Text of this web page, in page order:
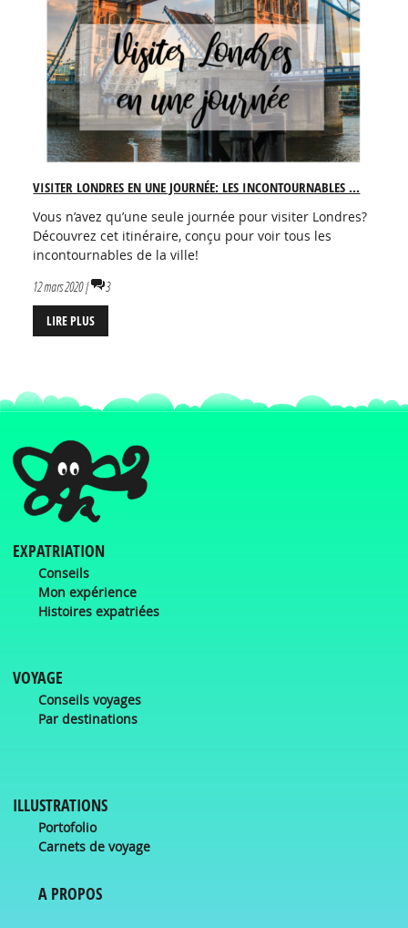
VISITER LONDRES EN UNE JOURNÉE: LES INCONTOURNABLES ...
Vous n’avez qu’une seule journée pour visiter Londres?
Découvrez cet itinéraire, conçu pour voir tous les
incontournables de la ville!
12 mars 2020 |
3
LIRE PLUS
EXPATRIATION
Conseils
Mon expérience
Histoires expatriées
VOYAGE
Conseils voyages
Par destinations
ILLUSTRATIONS
Portofolio
Carnets de voyage
A PROPOS